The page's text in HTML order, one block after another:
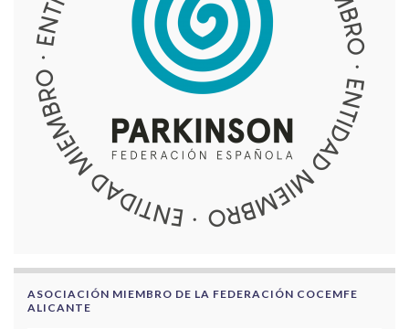
ASOCIACIÓN MIEMBRO DE LA FEDERACIÓN COCEMFE
ALICANTE